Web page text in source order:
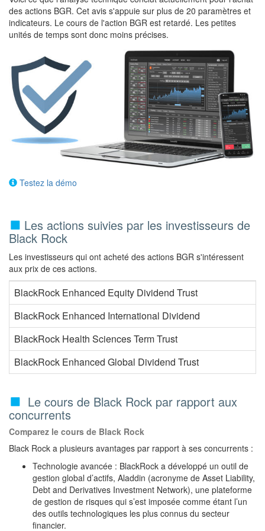
des actions BGR. Cet avis s'appuie sur plus de 20 paramètres et
indicateurs. Le cours de l'action BGR est retardé. Les petites
unités de temps sont donc moins précises.
Testez la démo
Les actions suivies par les investisseurs de
Black Rock
Les investisseurs qui ont acheté des actions BGR s'intéressent
aux prix de ces actions.
BlackRock Enhanced Equity Dividend Trust
BlackRock Enhanced International Dividend
BlackRock Health Sciences Term Trust
BlackRock Enhanced Global Dividend Trust
Le cours de Black Rock par rapport aux
concurrents
Comparez le cours de Black Rock
Black Rock a plusieurs avantages par rapport à ses concurrents :
Technologie avancée : BlackRock a développé un outil de
gestion global d’actifs, Aladdin (acronyme de Asset Liability,
Debt and Derivatives Investment Network), une plateforme
de gestion de risques qui s’est imposée comme étant l’un
des outils technologiques les plus connus du secteur
financier.